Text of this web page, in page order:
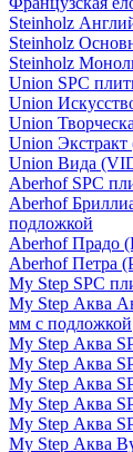
Steinholz
Steinholz
Steinholz
Union SPC
Union
Union
Union
Union Вида
Aberhof SPC
Aberhof
подложкой
Aberhof Прадо
Aberhof Петра
My Step SPC
My Step Аква
мм с подложкой
My Step Аква
My Step Аква
My Step Аква
My Step Аква
My Step Аква
My Step Аква